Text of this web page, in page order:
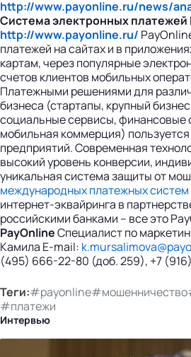
http://www.payonline.ru/news/
Система электронных платежей
http://www.payonline.ru/
платежей на сайтах и в
картам, через популярные
счетов клиентов мобильных
Платежными решениями для
бизнеса (стартапы, крупный
социальные сервисы,
мобильная коммерция)
предприятий. Современная
высокий уровень конверсии,
уникальная система защиты от
международных платежных систем
интернет-эквайринга в
российскими банками – все это
PayOnlineСпециалист по
Камила E-mail:
(495) 666-22-80 (доб. 259), +7
Теги:#payonline#мошенничество
#платежи
Интервью